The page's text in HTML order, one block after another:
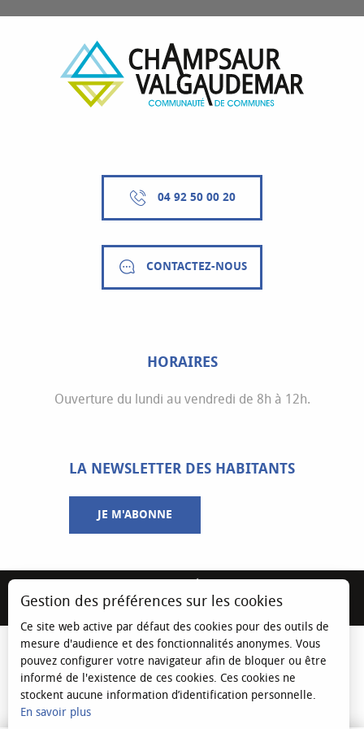
04 92 50 00 20
CONTACTEZ-NOUS
HORAIRES
Ouverture du lundi au vendredi de 8h à 12h.
LA NEWSLETTER DES HABITANTS
JE M'ABONNE
Gestion des préférences sur les cookies
Ce site web active par défaut des cookies pour des outils de
mesure d'audience et des fonctionnalités anonymes. Vous
pouvez configurer votre navigateur afin de bloquer ou être
informé de l'existence de ces cookies. Ces cookies ne
stockent aucune information d’identification personnelle.
En savoir plus